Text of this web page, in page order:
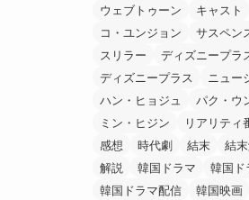
ウェブトゥーン
キャスト
コ・ユンジョン
サスペン
スリラー
ディズニープラ
ディズニープラス
ニュー
ハン・ヒョジュ
パク・ウ
ミン・ヒジン
リアリティ
感想
時代劇 結末 結
解説
韓国ドラマ
韓国ド
韓国ドラマ配信
韓国映画